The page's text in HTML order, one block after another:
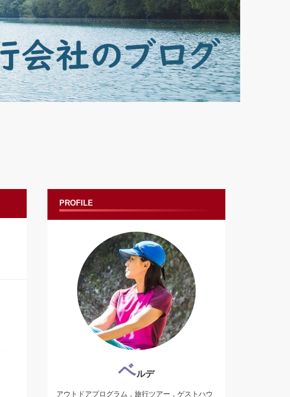
PROFILE
ベルデ
アウトドアプログラム，旅行ツアー，ゲストハウ